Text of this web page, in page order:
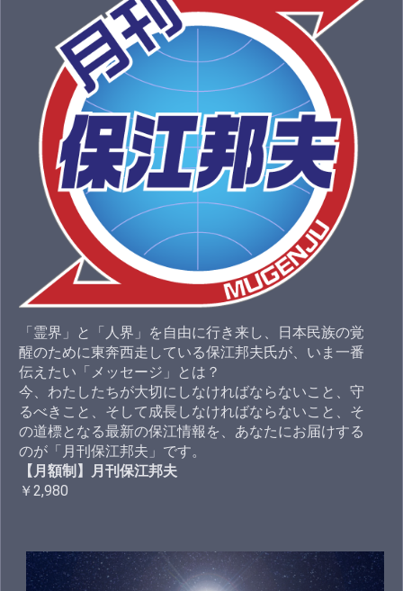
「霊界」と「人界」を自由に行き来し、日本民族の覚
醒のために東奔西走している保江邦夫氏が、いま一番
伝えたい「メッセージ」とは？
今、わたしたちが大切にしなければならないこと、守
るべきこと、そして成長しなければならないこと、そ
の道標となる最新の保江情報を、あなたにお届けする
のが「月刊保江邦夫」です。
【月額制】月刊保江邦夫
￥2,980